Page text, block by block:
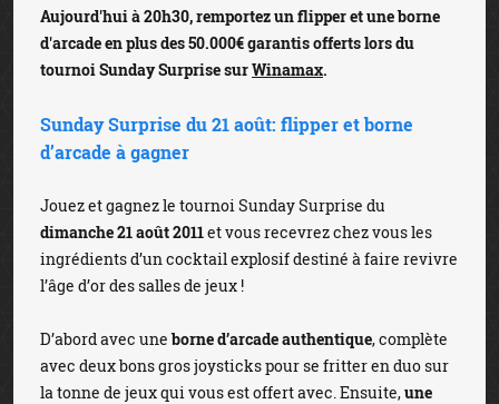
Aujourd'hui à 20h30, remportez un flipper et une borne
d'arcade en plus des 50.000€ garantis offerts lors du
tournoi Sunday Surprise surWinamax.
Sunday Surprise du 21 août: flipper et borne
d’arcade à gagner
Jouez et gagnez le tournoi Sunday Surprise du
dimanche 21 août 2011et vous recevrez chez vous les
ingrédients d’un cocktail explosif destiné à faire revivre
l’âge d’or des salles de jeux !
D’abord avec uneborne d’arcade authentique, complète
avec deux bons gros joysticks pour se fritter en duo sur
la tonne de jeux qui vous est offert avec. Ensuite,une